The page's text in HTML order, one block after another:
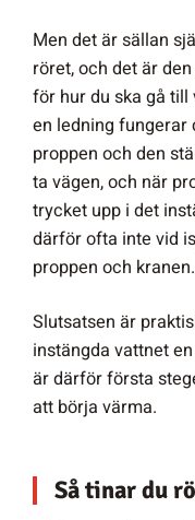
Men det är sällan
röret, och det är
för hur du ska gå till
en ledning fungerar
proppen och den
ta vägen, och när
trycket upp i det
därför ofta inte vid
proppen och kranen.
Slutsatsen är
instängda vattnet
är därför första
att börja värma.
Så tinar du